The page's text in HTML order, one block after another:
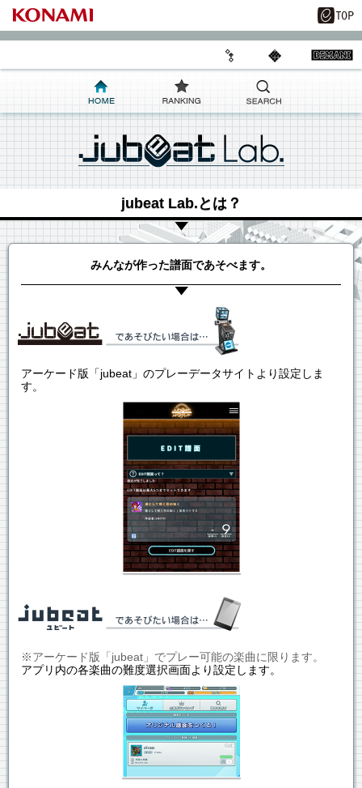
jubeat Lab.とは？
みんなが作った譜面であそべます。
アーケード版「jubeat」のプレーデータサイトより設定しま
す。
※アーケード版「jubeat」でプレー可能の楽曲に限ります。
アプリ内の各楽曲の難度選択画面より設定します。